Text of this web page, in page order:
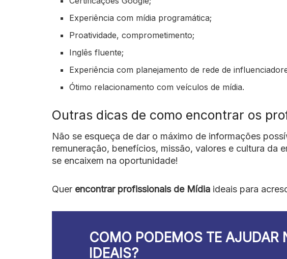
Experiência com mídia programática;
Proatividade, comprometimento;
Inglês fluente;
Experiência com planejamento de rede de
Ótimo relacionamento com veículos de mídia.
Outras dicas de como encontrar os
Não se esqueça de dar o máximo de informações
remuneração, benefícios, missão, valores e cultura da
se encaixem na oportunidade!
Quer encontrar profissionais de Mídia ideais para
COMO PODEMOS TE AJUDAR
IDEAIS?